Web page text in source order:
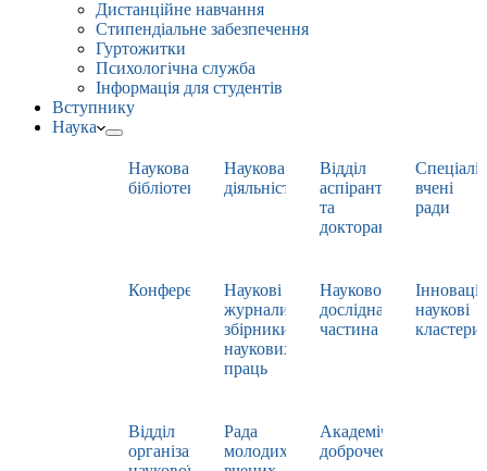
Дистанційне навчання
Стипендіальне забезпечення
Гуртожитки
Психологічна служба
Інформація для студентів
Вступнику
Наука
Наукова
бібліотека
Наукова
діяльність
Відділ
аспірантури
та
докторантури
вчені
ради
Конференції
Наукові
журнали,
збірники
наукових
праць
Науково-
дослідна
частина
наукові
кластери
Відділ
організації
Рада
молодих
Академічна
доброчесність